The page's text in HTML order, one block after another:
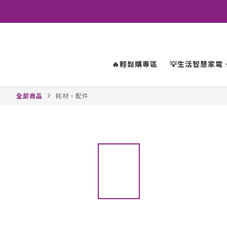
🔥輕鬆購專區 💡生活智慧家電
全部商品 耗材・配件